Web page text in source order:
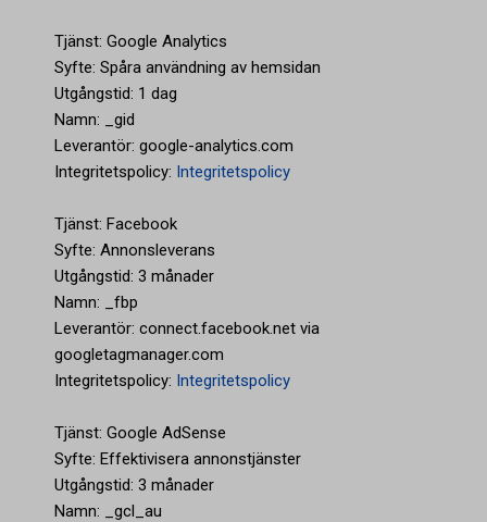
Tjänst: Google Analytics
Syfte: Spåra användning av hemsidan
Utgångstid: 1 dag
Namn: _gid
Leverantör: google-analytics.com
Integritetspolicy: Integritetspolicy
Tjänst: Facebook
Syfte: Annonsleverans
Utgångstid: 3 månader
Namn: _fbp
Leverantör: connect.facebook.net via
googletagmanager.com
Integritetspolicy: Integritetspolicy
Tjänst: Google AdSense
Syfte: Effektivisera annonstjänster
Utgångstid: 3 månader
Namn: _gcl_au